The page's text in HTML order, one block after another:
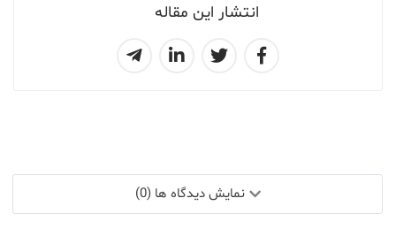
انتشار این مقاله
نمایش دیدگاه ها (0)